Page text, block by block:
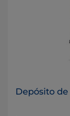
Depósito